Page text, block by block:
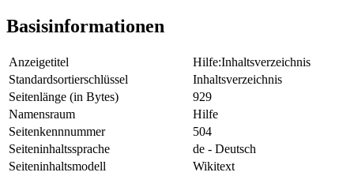
Basisinformationen
Anzeigetitel
Hilfe:Inhaltsverzeichnis
Standardsortierschlüssel
Inhaltsverzeichnis
Seitenlänge (in Bytes)
929
Namensraum
Hilfe
Seitenkennnummer
504
Seiteninhaltssprache
de - Deutsch
Seiteninhaltsmodell
Wikitext